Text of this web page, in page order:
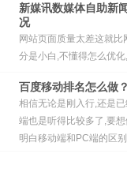
新媒讯数媒体自助新
况
网站页面质量太差这就
分是小白,不懂得怎么优
百度移动排名怎么做
相信无论是刚入行,还是
端也是听得比较多了,要
明白移动端和PC端的区